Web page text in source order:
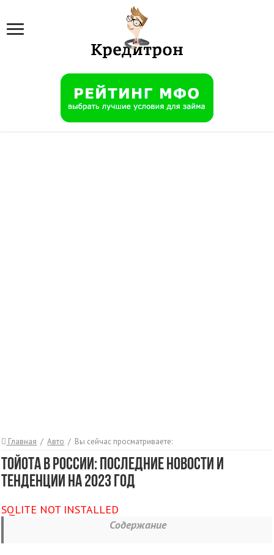
Главная / Авто / Вы сейчас просматриваете:
Тойота в России: последние новости и
тенденции на 2023 год
SQLITE NOT INSTALLED
Содержание